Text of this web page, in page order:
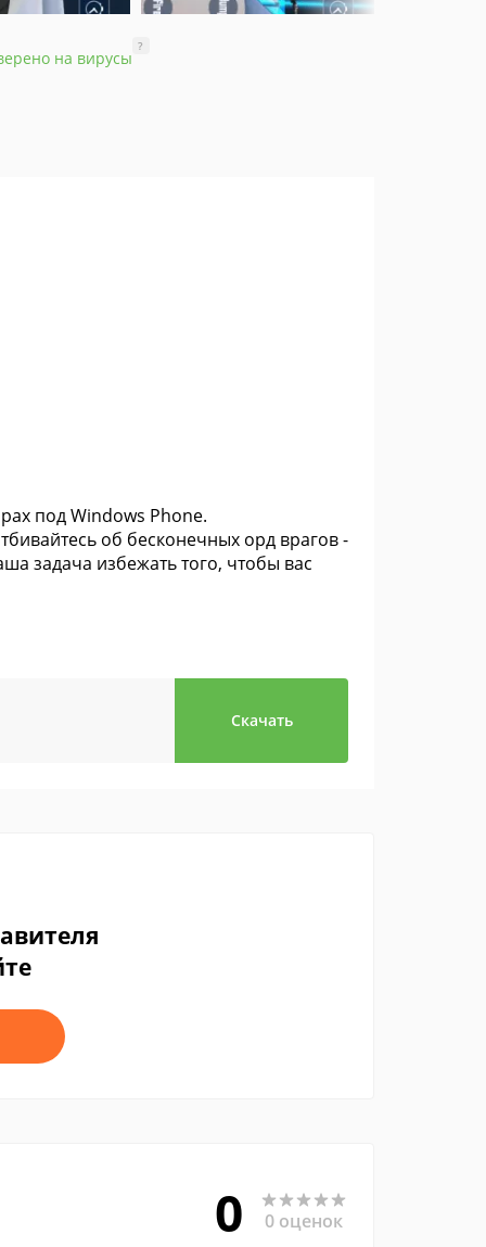
на вирусы
?
под Windows Phone.
об бесконечных орд врагов -
задача избежать того, чтобы вас
Скачать
0 0 оценок